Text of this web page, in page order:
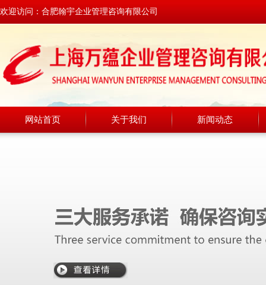
欢迎访问：合肥翰宇企业管理咨询有限公司
网站首页 关于我们 新闻动态